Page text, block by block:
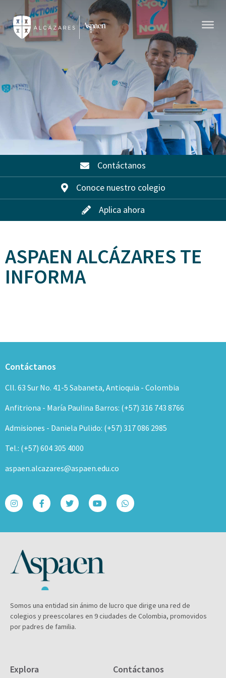
Contáctanos
Conoce nuestro colegio
Aplica ahora
ASPAEN ALCÁZARES TE
INFORMA
Contáctanos
Cll. 63 Sur No. 41-5 Sabaneta, Antioquia - Colombia
Anfitriona - María Paulina Barros: (+57) 316 743 8766
Admisiones - Daniela Pulido: (+57) 317 086 2985
Tel.: (+57) 604 305 4000
aspaen.alcazares@aspaen.edu.co
Somos una entidad sin ánimo de lucro que dirige una red de
colegios y preescolares en 9 ciudades de Colombia, promovidos
por padres de familia.
Explora Contáctanos